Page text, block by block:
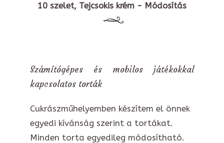
10 szelet, Tejcsokis krém - Módosítás
Számítógépes és mobilos játékokkal
kapcsolatos torták
Cukrászműhelyemben készítem el önnek
egyedi kívánság szerint a tortákat.
Minden torta egyedileg módosítható.